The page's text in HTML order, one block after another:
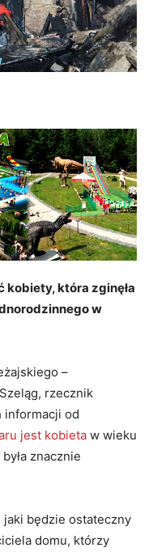
która zginęła
w
–
rzecznik
informacji od
jest kobieta w wieku
znacznie
będzie ostateczny
domu, którzy